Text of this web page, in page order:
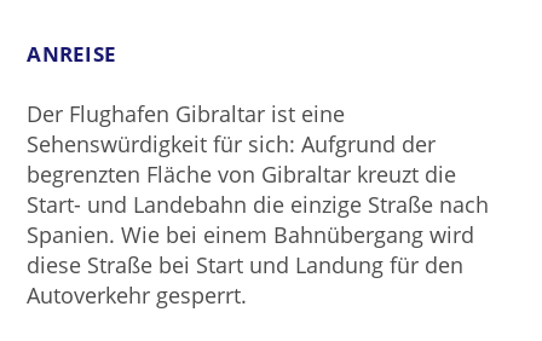
ANREISE
Der Flughafen Gibraltar ist eine
Sehenswürdigkeit für sich: Aufgrund der
begrenzten Fläche von Gibraltar kreuzt die
Start- und Landebahn die einzige Straße nach
Spanien. Wie bei einem Bahnübergang wird
diese Straße bei Start und Landung für den
Autoverkehr gesperrt.